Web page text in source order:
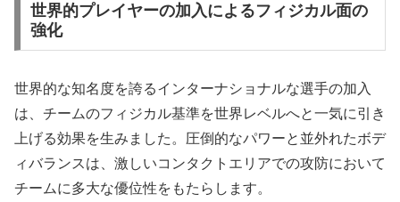
世界的プレイヤーの加入によるフィジカル面の
強化
世界的な知名度を誇るインターナショナルな選手の加入
は、チームのフィジカル基準を世界レベルへと一気に引き
上げる効果を生みました。圧倒的なパワーと並外れたボデ
ィバランスは、激しいコンタクトエリアでの攻防において
チームに多大な優位性をもたらします。